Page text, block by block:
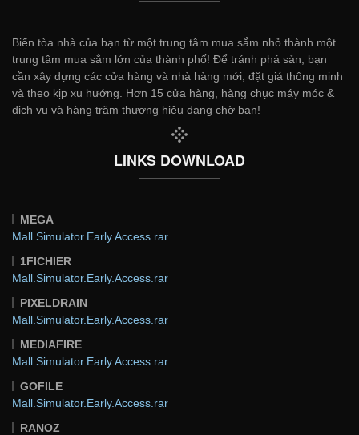
Biến tòa nhà của bạn từ một trung tâm mua sắm nhỏ thành một
trung tâm mua sắm lớn của thành phố! Để tránh phá sản, bạn
cần xây dựng các cửa hàng và nhà hàng mới, đặt giá thông minh
và theo kịp xu hướng. Hơn 15 cửa hàng, hàng chục máy móc &
dịch vụ và hàng trăm thương hiệu đang chờ bạn!
LINKS DOWNLOAD
MEGA
Mall.Simulator.Early.Access.rar
1FICHIER
Mall.Simulator.Early.Access.rar
PIXELDRAIN
Mall.Simulator.Early.Access.rar
MEDIAFIRE
Mall.Simulator.Early.Access.rar
GOFILE
Mall.Simulator.Early.Access.rar
RANOZ